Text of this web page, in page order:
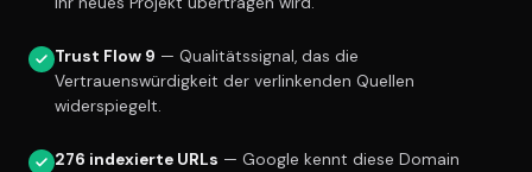
Trust Flow 9 — Qualitätssignal, das die
Vertrauenswürdigkeit der verlinkenden Quellen
widerspiegelt.
276 indexierte URLs — Google kennt diese Domain